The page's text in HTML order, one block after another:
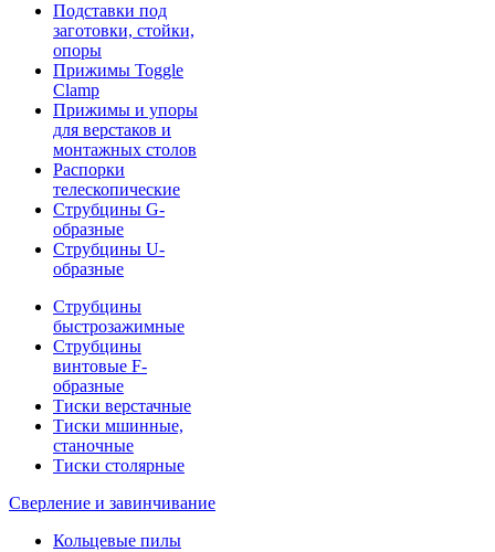
Подставки под
заготовки, стойки,
опоры
Прижимы Toggle
Clamp
Прижимы и упоры
для верстаков и
монтажных столов
Распорки
телескопические
Струбцины G-
образные
Струбцины U-
образные
Струбцины
быстрозажимные
Струбцины
винтовые F-
образные
Тиски верстачные
Тиски мшинные,
станочные
Тиски столярные
Сверление и завинчивание
Кольцевые пилы